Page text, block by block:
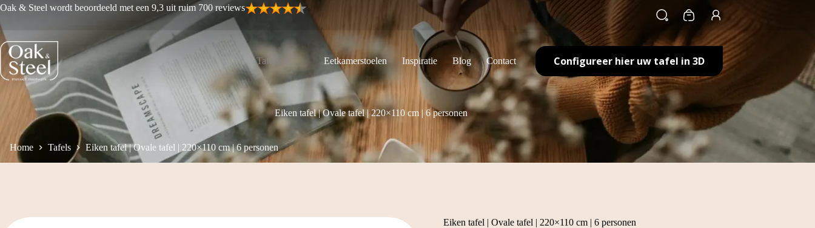
Ga
de
inhoud
Oak & Steel wordt beoordeeld met een 9,3 uit ruim 700 reviews
Winkelwagen
Tafels Eetkamerstoelen Inspiratie Blog Contact Configureer hier uw tafel in 3D
Eiken tafel | Ovale tafel | 220×110 cm | 6 personen
Home Tafels Eiken tafel | Ovale tafel | 220×110 cm | 6 personen
Eiken tafel | Ovale tafel | 220×110 cm | 6 personen